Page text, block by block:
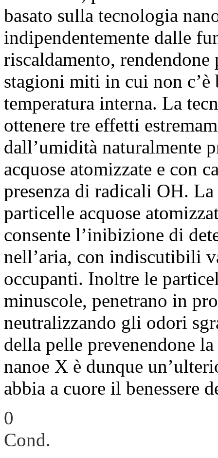
basato sulla tecnologia
indipendentemente dalle
riscaldamento,
stagioni miti in cui non
temperatura interna. La
ottenere tre effetti
dall’umidità naturalmente
acquose atomizzate e con
presenza di radicali OH.
particelle acquose
consente l’inibizione di
nell’aria, con indiscutibili
occupanti. Inoltre le
minuscole, penetrano in
neutralizzando gli odori
della pelle prevenendone
nanoe X è dunque
abbia a cuore il benessere
0
Cond.